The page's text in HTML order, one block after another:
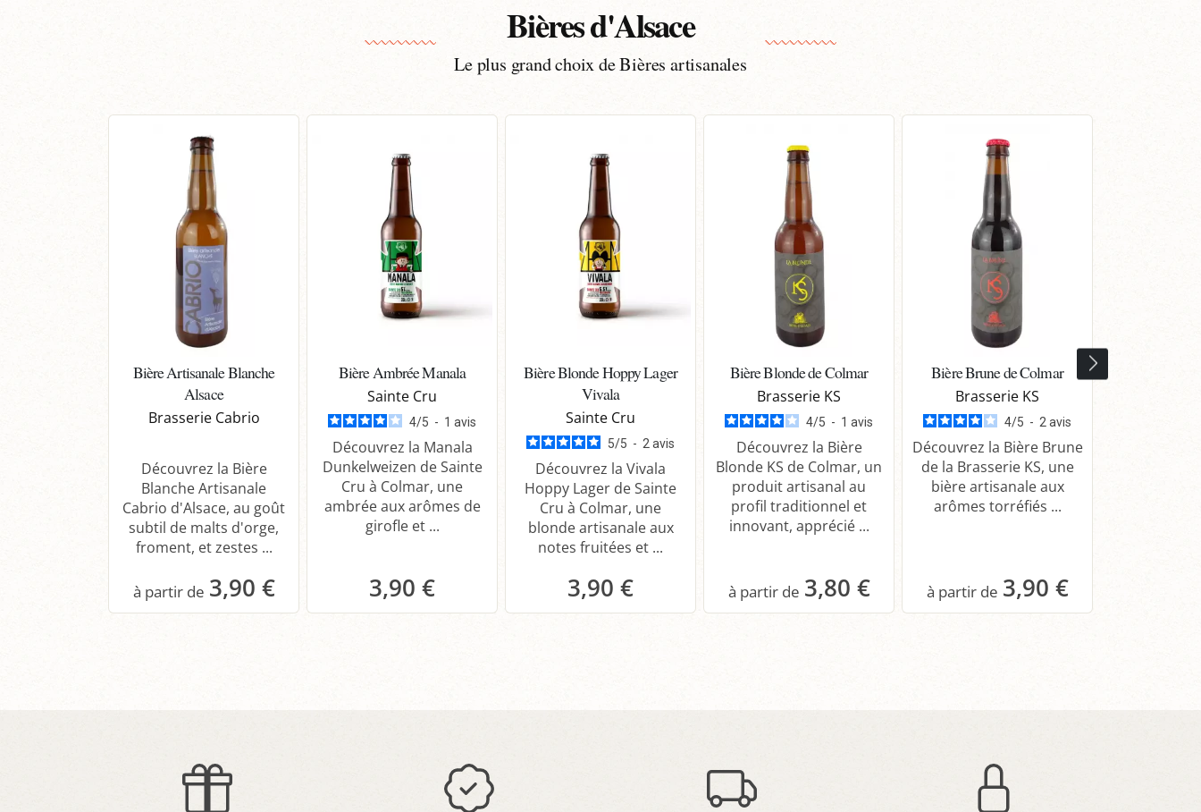
Bières d'Alsace
Le plus grand choix de Bières artisanales
Bière Artisanale Blanche
Alsace
Brasserie Cabrio
Découvrez la Bière
Blanche Artisanale
Cabrio d'Alsace, au goût
subtil de malts d'orge,
froment, et zestes ...
3,90 €
Bière Ambrée Manala
Sainte Cru
4/5 - 1 avis
Découvrez la Manala
Dunkelweizen de Sainte
Cru à Colmar, une
ambrée aux arômes de
girofle et ...
3,90 €
Bière Blonde Hoppy Lager
Vivala
Sainte Cru
5/5 - 2 avis
Découvrez la Vivala
Hoppy Lager de Sainte
Cru à Colmar, une
blonde artisanale aux
notes fruitées et ...
3,90 €
Bière Blonde de Colmar
Brasserie KS
4/5 - 1 avis
Découvrez la Bière
Blonde KS de Colmar, un
produit artisanal au
profil traditionnel et
innovant, apprécié ...
3,80 €
Bière Brune de Colmar
Brasserie KS
4/5 - 2 avis
Découvrez la Bière Brune
de la Brasserie KS, une
bière artisanale aux
arômes torréfiés ...
3,90 €